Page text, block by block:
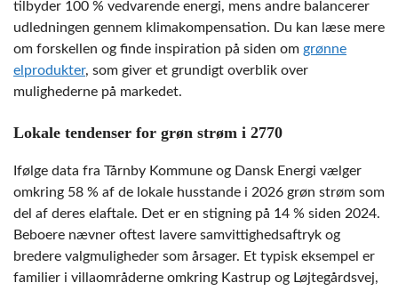
tilbyder 100 % vedvarende energi, mens andre balancerer
udledningen gennem klimakompensation. Du kan læse mere
om forskellen og finde inspiration på siden om grønne
elprodukter, som giver et grundigt overblik over
mulighederne på markedet.
Lokale tendenser for grøn strøm i 2770
Ifølge data fra Tårnby Kommune og Dansk Energi vælger
omkring 58 % af de lokale husstande i 2026 grøn strøm som
del af deres elaftale. Det er en stigning på 14 % siden 2024.
Beboere nævner oftest lavere samvittighedsaftryk og
bredere valgmuligheder som årsager. Et typisk eksempel er
familier i villaområderne omkring Kastrup og Løjtegårdsvej,